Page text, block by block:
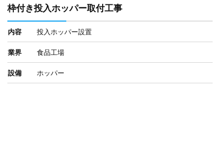
枠付き投入ホッパー取付工事
内容 投入ホッパー設置
業界 食品工場
設備 ホッパー